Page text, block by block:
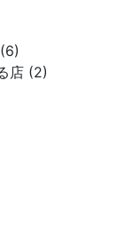
店 (2)